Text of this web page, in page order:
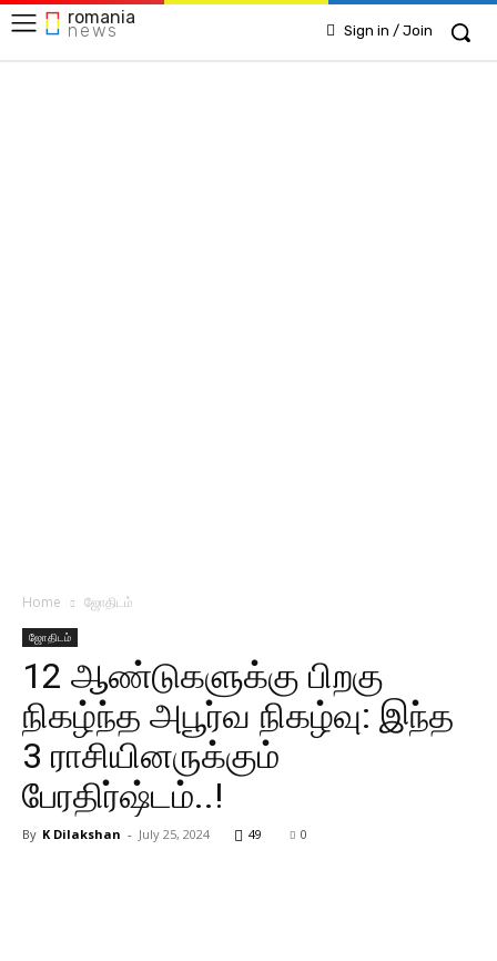
romania
news Sign in / Join
Home ஜோதிடம்
ஜோதிடம்
12 ஆண்டுகளுக்கு பிறகு
நிகழ்ந்த அபூர்வ நிகழ்வு: இந்த
3 ராசியினருக்கும்
பேரதிர்ஷ்டம்..!
By K Dilakshan - July 25, 2024 49 0